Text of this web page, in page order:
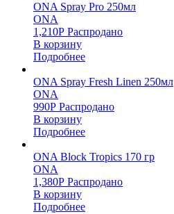
ONA Spray Pro 250мл
ONA
1,210Р Распродано
В корзину
Подробнее
ONA Spray Fresh Linen 250мл
ONA
990Р Распродано
В корзину
Подробнее
ONA Block Tropics 170 гр
ONA
1,380Р Распродано
В корзину
Подробнее